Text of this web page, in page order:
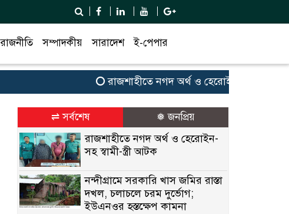
রাজনীতি সম্পাদকীয় সারাদেশ ই-পেপার
রাজশাহীতে নগদ অর্থ ও হেরোইন-সহ স্বামী-স্ত্রী
⇌ সর্বশেষ ❅ জনপ্রিয়
রাজশাহীতে নগদ অর্থ ও হেরোইন-
সহ স্বামী-স্ত্রী আটক
নন্দীগ্রামে সরকারি খাস জমির রাস্তা
দখল, চলাচলে চরম দুর্ভোগ;
ইউএনওর হস্তক্ষেপ কামনা